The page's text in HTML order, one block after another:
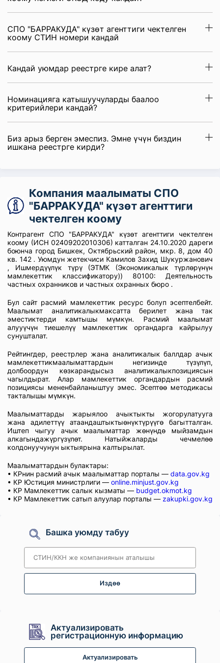
СПО "БАРРАКУДА" күзɵт агенттиги чектелген
коому СТИН номери кандай
Кандай уюмдар реестрге кире алат?
Номинацияга катышуучуларды баалоо
критерийлери кандай?
Биз арыз берген эмеспиз. Эмне үчүн биздин
ишкана реестрге кирди?
Компания маалыматы СПО
"БАРРАКУДА" күзɵт агенттиги
чектелген коому
Контрагент СПО "БАРРАКУДА" күзɵт агенттиги чектелген
коому (ИСН 02409202010306) катталган 24.10.2020 дареги
боюнча город Бишкек, Октябрьский район, мкр. 8, дом 40
кв. 142 . Уюмдун жетекчиси Камилов Захид Шукуржанович
, Ишмердүүлүк түрү (ЭТМК (Экономикалык түрлөрүнүн
мамлекеттик классификатору)) 80100: Деятельность
частных охранников и частных охранных бюро .
Бул сайт расмий мамлекеттик ресурс болуп эсептелбейт.
Маалымат аналитикалыкмаксатта берилет жана так
эместиктерди камтышы мүмкүн. Расмий маалымат
алууүчүн тиешелүү мамлекеттик органдарга кайрылуу
сунушталат.
Рейтингдер, реестрлер жана аналитикалык баллдар ачык
мамлекеттикмаалыматтардын негизинде түзүлүп,
долбоордун көзкарандысыз аналитикалыкпозициясын
чагылдырат. Алар мамлекеттик органдардын расмий
позициясы мененбайланыштуу эмес. Эсептөө методикасы
такталышы мүмкүн.
Маалыматтарды жарыялоо ачыктыкты жогорулатууга
жана адилеттүү атаандаштыктыөнүктүрүүгө багытталган.
Иштеп чыгуу ачык маалыматтар жөнүндө мыйзамдын
алкагындажүргүзүлөт. Натыйжаларды чечмелөө
колдонуучунун ыктыярына калтырылат.
Маалыматтардын булактары:
• КРнин расмий ачык маалыматтар порталы — data.gov.kg
• КР Юстиция министрлиги — online.minjust.gov.kg
• КР Мамлекеттик салык кызматы — budget.okmot.kg
• КР Мамлекеттик сатып алуулар порталы — zakupki.gov.kg
Башка уюмду табуу
Издөө
Актуализировать
регистрационную информацию
Актуализировать